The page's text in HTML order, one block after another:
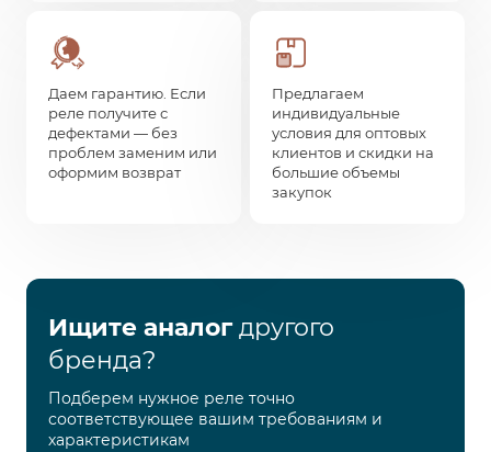
Даем гарантию. Если
реле получите с
дефектами — без
проблем заменим или
оформим возврат
Предлагаем
индивидуальные
условия для оптовых
клиентов и скидки на
большие объемы
закупок
Ищите аналогдругого
бренда?
Подберем нужное реле точно
соответствующее вашим требованиям и
характеристикам